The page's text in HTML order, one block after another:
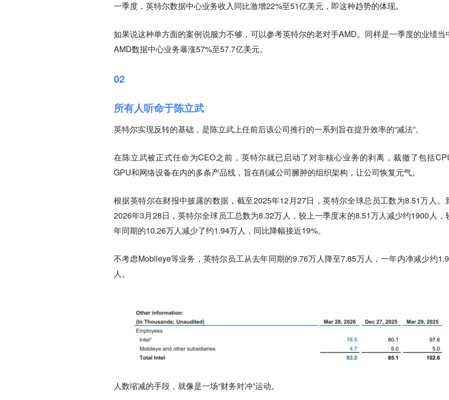
一季度，英特尔数据中心业务收入同比激增22%至51亿美元，即这种趋势的体现。
如果说这种单方面的案例说服力不够，可以参考英特尔的老对手AMD。同样是一季度的业绩当
AMD数据中心业务暴涨57%至57.7亿美元。
02
所有人听命于陈立武
英特尔实现反转的基础，是陈立武上任前后该公司推行的一系列旨在提升效率的“减法”。
在陈立武被正式任命为CEO之前，英特尔就已启动了对非核心业务的剥离，裁撤了包括
GPU和网络设备在内的多条产品线，旨在削减公司臃肿的组织架构，让公司恢复元气。
根据英特尔在财报中披露的数据，截至2025年12月27日，英特尔全球总员工数为8.51万人。
2026年3月28日，英特尔全球员工总数为8.32万人，较上一季度末的8.51万人减少约1900人，
年同期的10.26万人减少了约1.94万人，同比降幅接近19%。
不考虑Mobileye等业务，英特尔员工从去年同期的9.76万人降至7.85万人，一年内净减少约
人。
人数缩减的手段，就像是一场“财务对冲”运动。